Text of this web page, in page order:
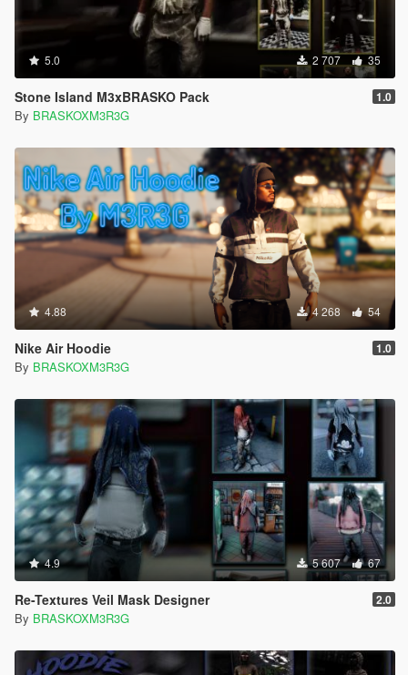
5.0 2 707 35
Stone Island M3xBRASKO Pack 1.0
By BRASKOXM3R3G
4.88 4 268 54
Nike Air Hoodie 1.0
By BRASKOXM3R3G
4.9 5 607 67
Re-Textures Veil Mask Designer 2.0
By BRASKOXM3R3G